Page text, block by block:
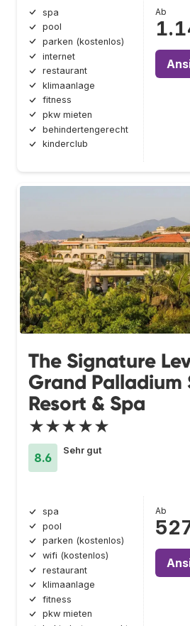
spa
pool
parken (kostenlos)
internet
restaurant
klimaanlage
fitness
pkw mieten
behindertengerecht
kinderclub
Ab
The Signature
Grand Palladium
Resort & Spa
★★★★★
8.6
Sehr gut
spa
pool
parken (kostenlos)
wifi (kostenlos)
restaurant
klimaanlage
fitness
pkw mieten
Ab